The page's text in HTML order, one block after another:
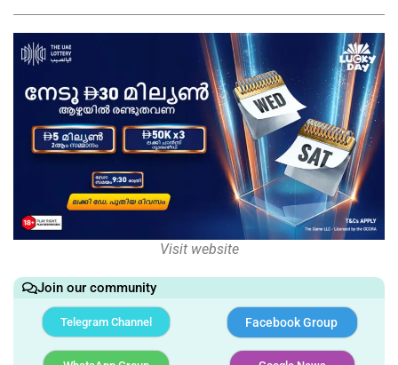
Visit website
Join our community
Telegram Channel Facebook Group